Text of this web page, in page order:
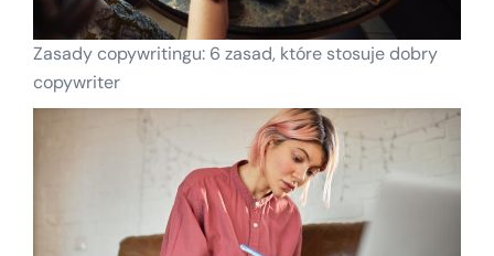
Zasady copywritingu: 6 zasad, które stosuje dobry
copywriter